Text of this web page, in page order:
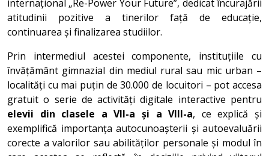
internațional „Re-Power Your Future”, dedicat încurajării
atitudinii pozitive a tinerilor față de educație,
continuarea și finalizarea studiilor.
Prin intermediul acestei componente, instituțiile cu
învățământ gimnazial din mediul rural sau mic urban –
localități cu mai puțin de 30.000 de locuitori – pot accesa
gratuit o serie de activități digitale interactive pentru
elevii din clasele a VII-a și a VIII-a, ce explică și
exemplifică importanța autocunoașterii și autoevaluării
corecte a valorilor sau abilităților personale și modul în